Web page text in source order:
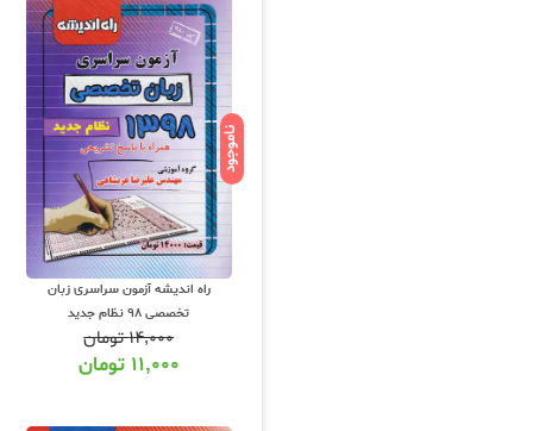
ناموجود
راه اندیشه آزمون سراسری زبان
تخصصی 98 نظام جدید
۱۴,۰۰۰تومان
۱۱,۰۰۰ تومان